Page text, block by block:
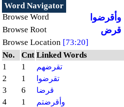
Word Navigator
Browse Word
وأقرضوا
Browse Root قرض
Browse Location [73:20]
No.
Cnt Linked Words
1
1 تقرضهم
2 1 تقرضوا
3 6 قرضا
4 1 وأقرضتم